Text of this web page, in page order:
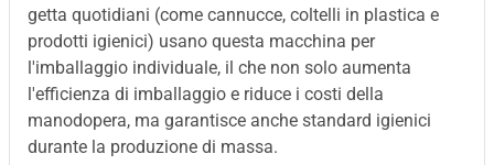
getta quotidiani (come cannucce, coltelli in plastica e
prodotti igienici) usano questa macchina per
l'imballaggio individuale, il che non solo aumenta
l'efficienza di imballaggio e riduce i costi della
manodopera, ma garantisce anche standard igienici
durante la produzione di massa.